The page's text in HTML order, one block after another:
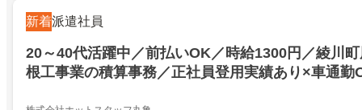
新着派遣社員
20～40代活躍中／前払いOK／時給1300円／綾川
根工事業の積算事務／正社員登用実績あり×車通勤